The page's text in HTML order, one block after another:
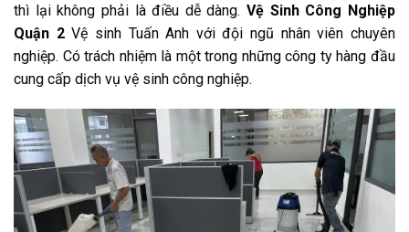
thì lại không phải là điều dễ dàng.Vệ Sinh Công Nghiệp
Quận 2Vệ sinh Tuấn Anh với đội ngũ nhân viên chuyên
nghiệp. Có trách nhiệm là một trong những công ty hàng đầu
cung cấp dịch vụ vệ sinh công nghiệp.